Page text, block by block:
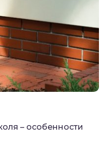
– особенности